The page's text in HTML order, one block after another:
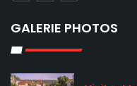
GALERIE PHOTOS